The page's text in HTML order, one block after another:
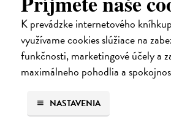
K prevádzke internetového
využívame cookies slúžiace na
funkčnosti, marketingové účely a
maximálneho pohodlia a
NASTAVENIA